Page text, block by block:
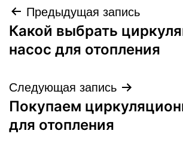
Навигация
по
Предыдущая запись
Какой выбрать
насос для отопления
Следующая запись
Покупаем
для отопления